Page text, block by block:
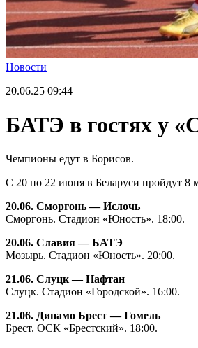
Новости
20.06.25 09:44
БАТЭ в гостях у
Чемпионы едут в Борисов.
С 20 по 22 июня в Беларуси пройдут 8
20.06. Сморгонь — Ислочь
Сморгонь. Стадион «Юность». 18:00.
20.06. Славия — БАТЭ
Мозырь. Стадион «Юность». 20:00.
21.06. Слуцк — Нафтан
Слуцк. Стадион «Городской». 16:00.
21.06. Динамо Брест — Гомель
Брест. ОСК «Брестский». 18:00.